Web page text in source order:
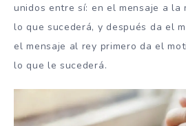
unidos entre sí: en el mensaje a la
lo que sucederá, y después da el
el mensaje al rey primero da el
lo que le sucederá.